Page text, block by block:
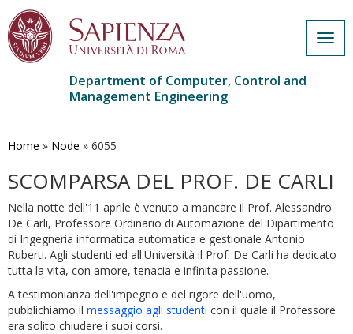
main
Department of Computer, Control and
Management Engineering
Home » Node » 6055
SCOMPARSA DEL PROF. DE CARLI
Nella notte dell'11 aprile è venuto a mancare il Prof. Alessandro
De Carli, Professore Ordinario di Automazione del Dipartimento
di Ingegneria informatica automatica e gestionale Antonio
Ruberti. Agli studenti ed all'Università il Prof. De Carli ha dedicato
tutta la vita, con amore, tenacia e infinita passione.
A testimonianza dell'impegno e del rigore dell'uomo,
pubblichiamo il messaggio agli studenti con il quale il Professore
era solito chiudere i suoi corsi.